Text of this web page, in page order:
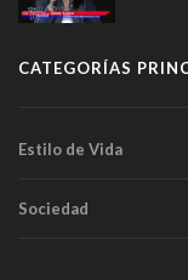
CATEGORÍAS
Estilo de Vida
Sociedad